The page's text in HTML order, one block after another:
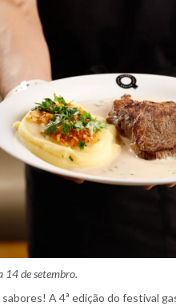
14 de setembro.
A 4ª edição do festival